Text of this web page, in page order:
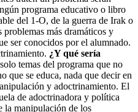
programa educativo o libro
del 1-O, de la guerra de Irak o
más dramáticos y
ser conocidos por el alumnado.
¿Y qué sería
temas del programa que no
que se educa, nada que decir en
y adoctrinamiento. El
de adoctrinadora y política
la manipulación de los